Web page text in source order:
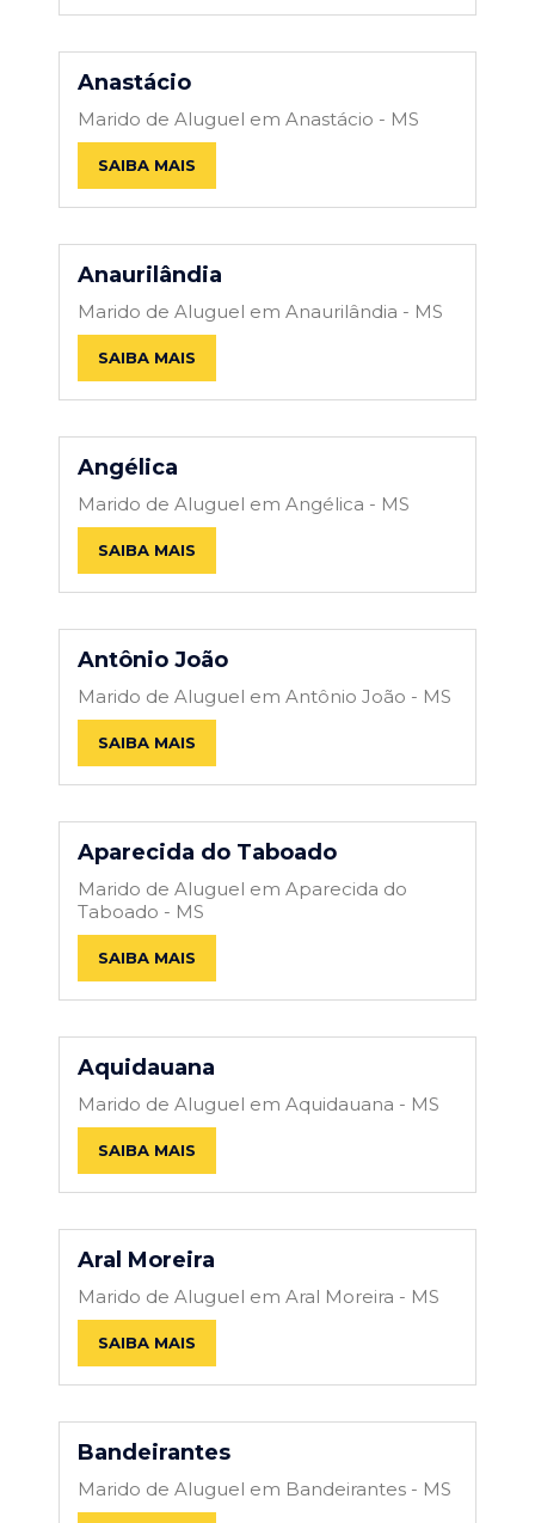
Anastácio
Marido de Aluguel em Anastácio - MS
SAIBA MAIS
Anaurilândia
Marido de Aluguel em Anaurilândia - MS
SAIBA MAIS
Angélica
Marido de Aluguel em Angélica - MS
SAIBA MAIS
Antônio João
Marido de Aluguel em Antônio João - MS
SAIBA MAIS
Aparecida do Taboado
Marido de Aluguel em Aparecida do
Taboado - MS
SAIBA MAIS
Aquidauana
Marido de Aluguel em Aquidauana - MS
SAIBA MAIS
Aral Moreira
Marido de Aluguel em Aral Moreira - MS
SAIBA MAIS
Bandeirantes
Marido de Aluguel em Bandeirantes - MS